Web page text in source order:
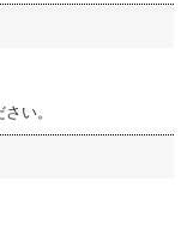
い。